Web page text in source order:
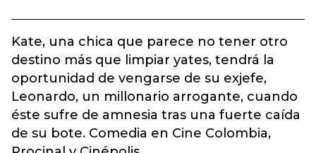
Kate, una chica que parece no tener otro
destino más que limpiar yates, tendrá la
oportunidad de vengarse de su exjefe,
Leonardo, un millonario arrogante, cuando
éste sufre de amnesia tras una fuerte caída
de su bote. Comedia en Cine Colombia,